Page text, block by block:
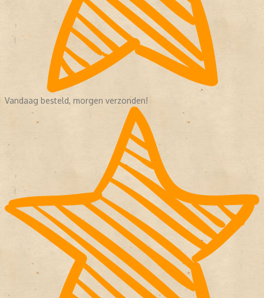
Vandaag besteld, morgen verzonden!